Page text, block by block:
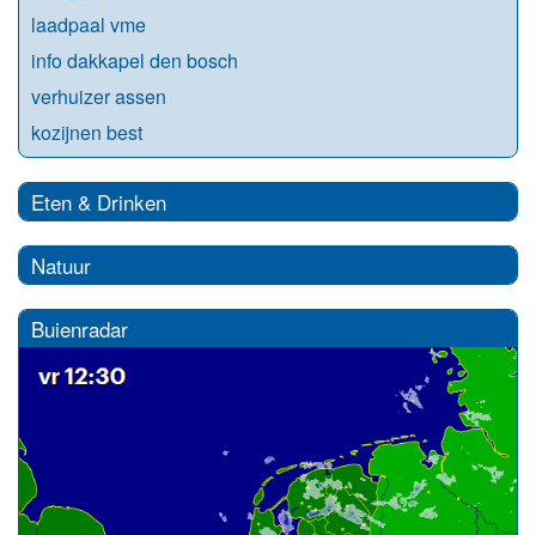
laadpaal vme
info dakkapel den bosch
verhuizer assen
kozijnen best
Eten & Drinken
Natuur
Buienradar